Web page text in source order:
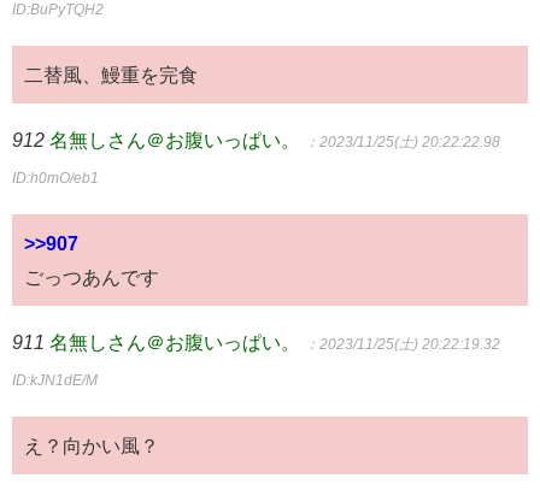
ID:BuPyTQH2
二替風、鰻重を完食
912 名無しさん＠お腹いっぱい。 ：2023/11/25(土) 20:22:22.98
ID:h0mO/eb1
>>907
ごっつあんです
911 名無しさん＠お腹いっぱい。 ：2023/11/25(土) 20:22:19.32
ID:kJN1dE/M
え？向かい風？